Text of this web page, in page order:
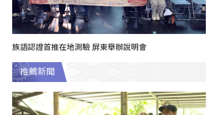
族語認證首推在地測驗 屏東舉辦說明會
推薦新聞